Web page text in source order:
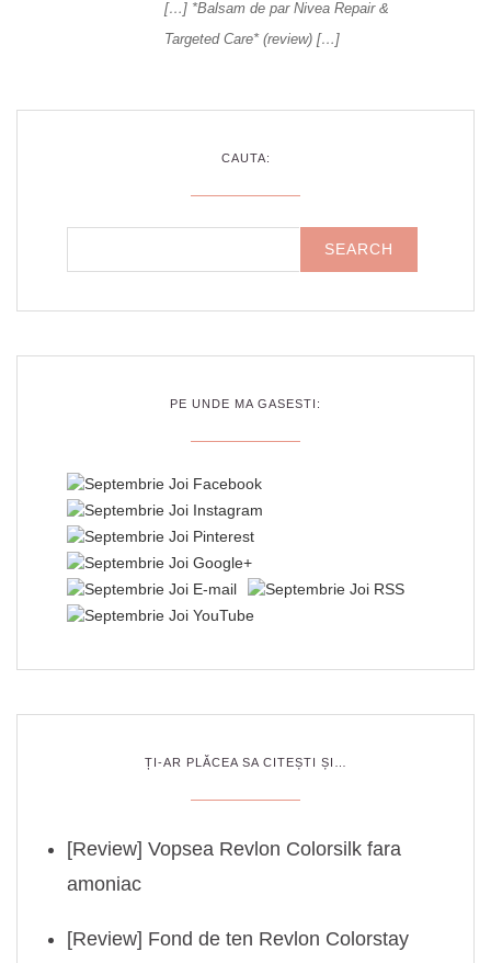
[…] *Balsam de par Nivea Repair &
Targeted Care* (review) […]
CAUTA:
PE UNDE MA GASESTI:
ȚI-AR PLĂCEA SA CITEȘTI ȘI…
[Review] Vopsea Revlon Colorsilk fara
amoniac
[Review] Fond de ten Revlon Colorstay